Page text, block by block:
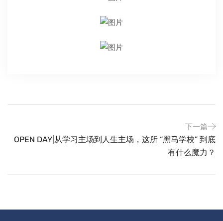
下一篇
OPEN DAY|从学习主场到人生主场，这所 “黑马学校” 到底
有什么魔力？